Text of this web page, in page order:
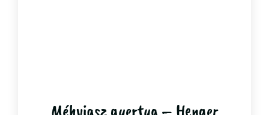
Méhviasz gyertya – Henger